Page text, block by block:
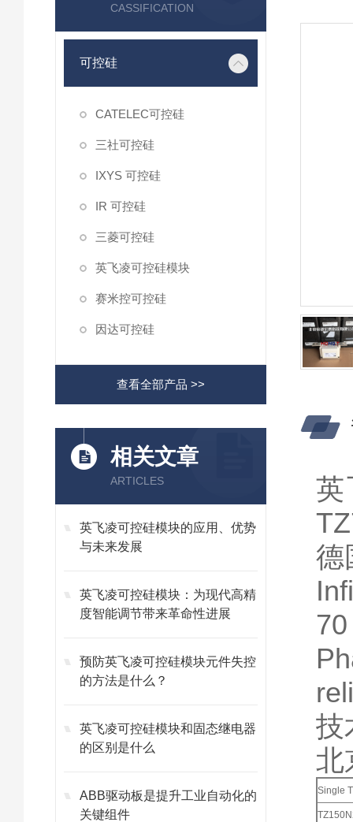
CASSIFICATION
可控硅
CATELEC可控硅
三社可控硅
IXYS 可控硅
IR 可控硅
三菱可控硅
英飞凌可控硅模块
赛米控可控硅
因达可控硅
查看全部产品 >>
相关文章
ARTICLES
英飞凌可控硅模块的应用、优势
与未来发展
英飞凌可控硅模块：为现代高精
度智能调节带来革命性进展
预防英飞凌可控硅模块元件失控
的方法是什么？
英飞凌可控硅模块和固态继电器
的区别是什么
ABB驱动板是提升工业自动化的
关键组件
英
德
技
北
Single